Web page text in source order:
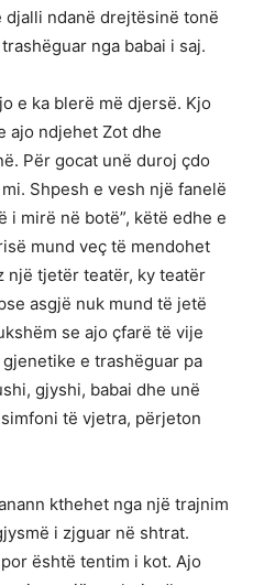
djalli ndanë drejtësinë tonë
nga babai i saj.
e ka blerë më djersë. Kjo
ajo ndjehet Zot dhe
Për gocat unë duroj çdo
Shpesh e vesh një fanelë
i mirë në botë”, këtë edhe e
mund veç të mendohet
një tjetër teatër, ky teatër
asgjë nuk mund të jetë
se ajo çfarë të vije
e trashëguar pa
gjyshi, babai dhe unë
të vjetra, përjeton
kthehet nga një trajnim
i zjguar në shtrat.
është tentim i kot. Ajo